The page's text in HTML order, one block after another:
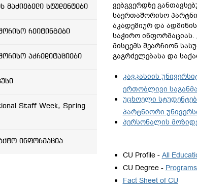
მაძიებელი სტუდენტები
რეიტინგები
აკრედიტაციები
Staff Week, Spring
ინფორმაცია
ვებგვერდზე
საერთაშორისო
აკადემიურ და
საჭირო ინფორმაციას.
მისცემს შეარჩიონ
გაგრძელებასა და
კავკასიის
ერთობლივი
უცხოელი
პარტნიორი
პერსონალის
CU Profile - All
CU Degree -
Fact Sheet of CU